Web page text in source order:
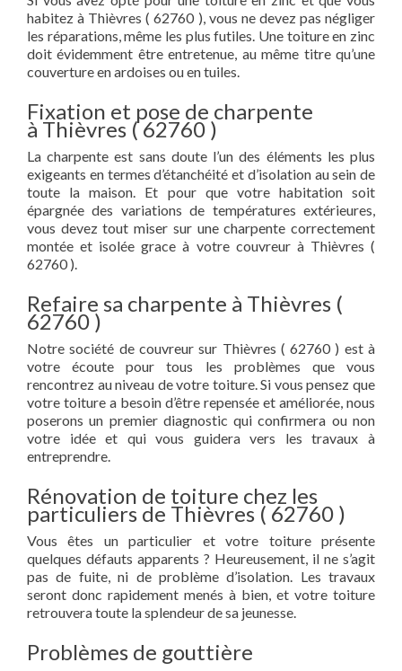
habitez à Thièvres ( 62760 ), vous ne devez pas négliger
les réparations, même les plus futiles. Une toiture en zinc
doit évidemment être entretenue, au même titre qu’une
couverture en ardoises ou en tuiles.
Fixation et pose de charpente
à Thièvres ( 62760 )
La charpente est sans doute l’un des éléments les plus
exigeants en termes d’étanchéité et d’isolation au sein de
toute la maison. Et pour que votre habitation soit
épargnée des variations de températures extérieures,
vous devez tout miser sur une charpente correctement
montée et isolée grace à votre couvreur à Thièvres (
62760 ).
Refaire sa charpente à Thièvres (
62760 )
Notre société de couvreur sur Thièvres ( 62760 ) est à
votre écoute pour tous les problèmes que vous
rencontrez au niveau de votre toiture. Si vous pensez que
votre toiture a besoin d’être repensée et améliorée, nous
poserons un premier diagnostic qui confirmera ou non
votre idée et qui vous guidera vers les travaux à
entreprendre.
Rénovation de toiture chez les
particuliers de Thièvres ( 62760 )
Vous êtes un particulier et votre toiture présente
quelques défauts apparents ? Heureusement, il ne s’agit
pas de fuite, ni de problème d’isolation. Les travaux
seront donc rapidement menés à bien, et votre toiture
retrouvera toute la splendeur de sa jeunesse.
Problèmes de gouttière